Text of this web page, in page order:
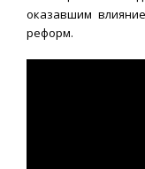
оказавшим
реформ.